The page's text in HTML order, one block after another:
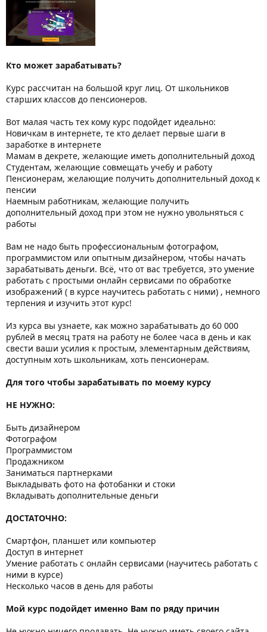
Кто может зарабатывать?
Курс рассчитан на большой круг лиц. От школьников
старших классов до пенсионеров.
Вот малая часть тех кому курс подойдет идеально:
Новичкам в интернете, те кто делает первые шаги в
заработке в интернете
Мамам в декрете, желающие иметь дополнительный доход
Студентам, желающие совмещать учебу и работу
Пенсионерам, желающие получить дополнительный доход к
пенсии
Наемным работникам, желающие получить
дополнительный доход при этом не нужно увольняться с
работы
Вам не надо быть профессиональным фотографом,
программистом или опытным дизайнером, чтобы начать
зарабатывать деньги. Всё, что от вас требуется, это умение
работать с простыми онлайн сервисами по обработке
изображений ( в курсе научитесь работать с ними) , немного
терпения и изучить этот курс!
Из курса вы узнаете, как можно зарабатывать до 60 000
рублей в месяц тратя на работу не более часа в день и как
свести ваши усилия к простым, элементарным действиям,
доступным хоть школьникам, хоть пенсионерам.
Для того чтобы зарабатывать по моему курсу
НЕ НУЖНО:
Быть дизайнером
Фотографом
Программистом
Продажником
Заниматься партнерками
Выкладывать фото на фотобанки и стоки
Вкладывать дополнительные деньги
ДОСТАТОЧНО:
Смартфон, планшет или компьютер
Доступ в интернет
Умение работать с онлайн сервисами (научитесь работать с
ними в курсе)
Несколько часов в день для работы
Мой курс подойдет именно Вам по ряду причин